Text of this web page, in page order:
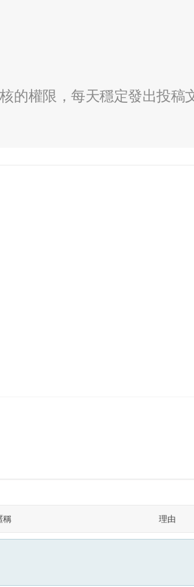
的權限，每天穩定發出投稿
稱 理由